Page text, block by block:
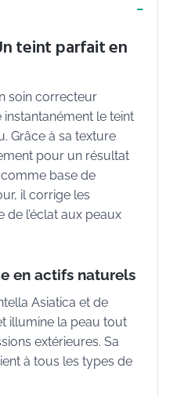
teint parfait en
soin correcteur
le teint
Grâce à sa texture
pour un résultat
base de
il corrige les
l’éclat aux peaux
en actifs naturels
Asiatica et de
illumine la peau tout
extérieures. Sa
à tous les types de